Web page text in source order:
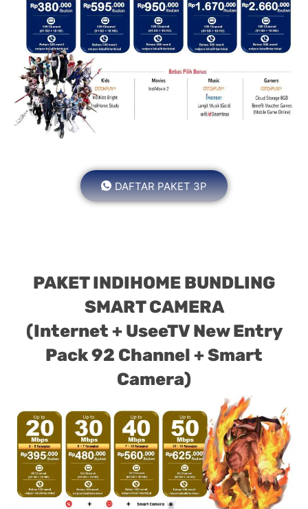
DAFTAR PAKET 3P
PAKET INDIHOME BUNDLING
SMART CAMERA
(Internet + UseeTV New Entry
Pack 92 Channel + Smart
Camera)